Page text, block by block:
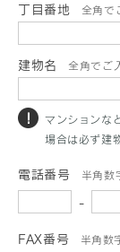
丁目番地 全角で
建物名 全角でご
マンションな
場合は必ず建
電話番号 半角数
-
FAX番号 半角数